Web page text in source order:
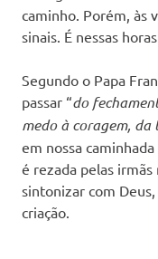
caminho. Porém, às
sinais. É nessas
Segundo o Papa
passar “do
medo à coragem,
em nossa
é rezada pelas
sintonizar com
criação.